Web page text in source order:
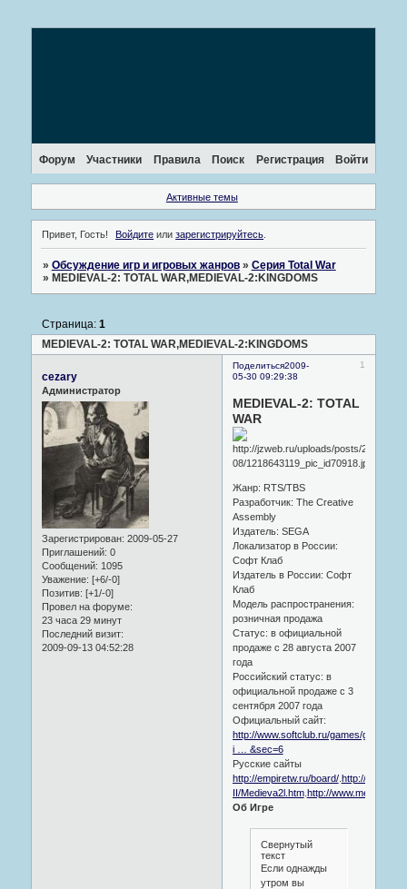
Форум Участники Правила Поиск Регистрация Войти
Активные темы
Привет, Гость! Войдите илизарегистрируйтесь
» Обсуждение игр и игровых жанров » Серия Total War
» MEDIEVAL-2: TOTAL WAR,MEDIEVAL-2:KINGDOMS
MEDIEVAL-2: TOTAL WAR,MEDIEVAL-2:KINGDOMS
Страница: 1
Поделиться 1
2009-
05-30 09:29:38
cezary
Администратор
Зарегистрирован: 2009-05-27
Приглашений: 0
Сообщений: 1095
Уважение: [+6/-0]
Позитив: [+1/-0]
Провел на форуме:
23 часа 29 минут
Последний визит:
2009-09-13 04:52:28
MEDIEVAL-2: TOTAL
WAR
Жанр: RTS/TBS
Разработчик: The Creative
Assembly
Издатель: SEGA
Локализатор в России:
Софт Клаб
Издатель в России: Софт
Клаб
Модель распространения:
розничная продажа
Статус: в официальной
продаже с 28 августа 2007
года
Российский статус: в
официальной продаже с 3
сентября 2007 года
Официальный сайт:
http://www.softclub.ru/games/
i … &sec=6
Русские сайты
http://empiretw.ru/board/. http://
II/Medieva2l.htm. http://
Об Игре
Свернутый
текст
Если однажды
утром вы